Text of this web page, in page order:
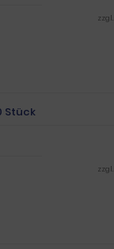
zzgl.
Stück
zzgl.